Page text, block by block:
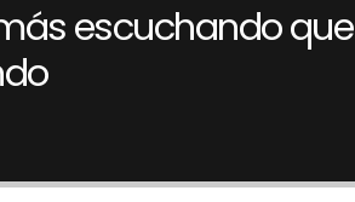
escuchando que